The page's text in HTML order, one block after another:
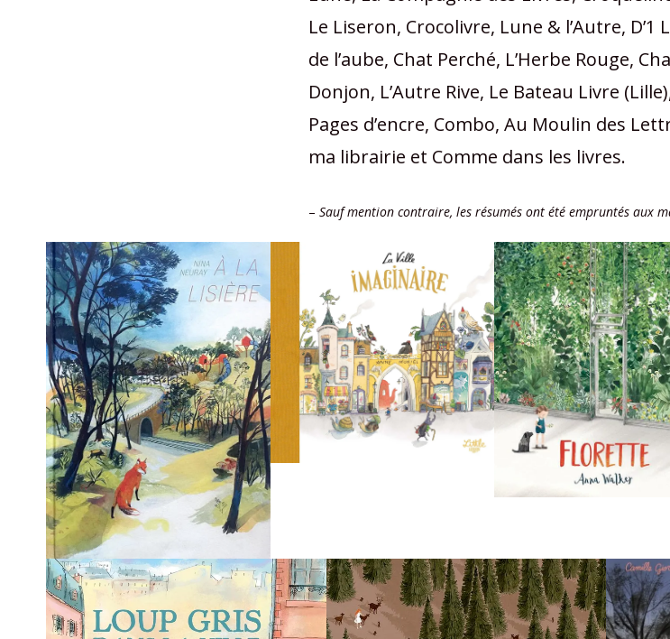
Le Liseron, Crocolivre, Lune & l’Autre, D’1
de l’aube, Chat Perché, L’Herbe Rouge,
Donjon, L’Autre Rive, Le Bateau Livre
Pages d’encre, Combo, Au Moulin des
ma librairie et Comme dans les livres.
– Sauf mention contraire, les résumés ont été empruntés aux